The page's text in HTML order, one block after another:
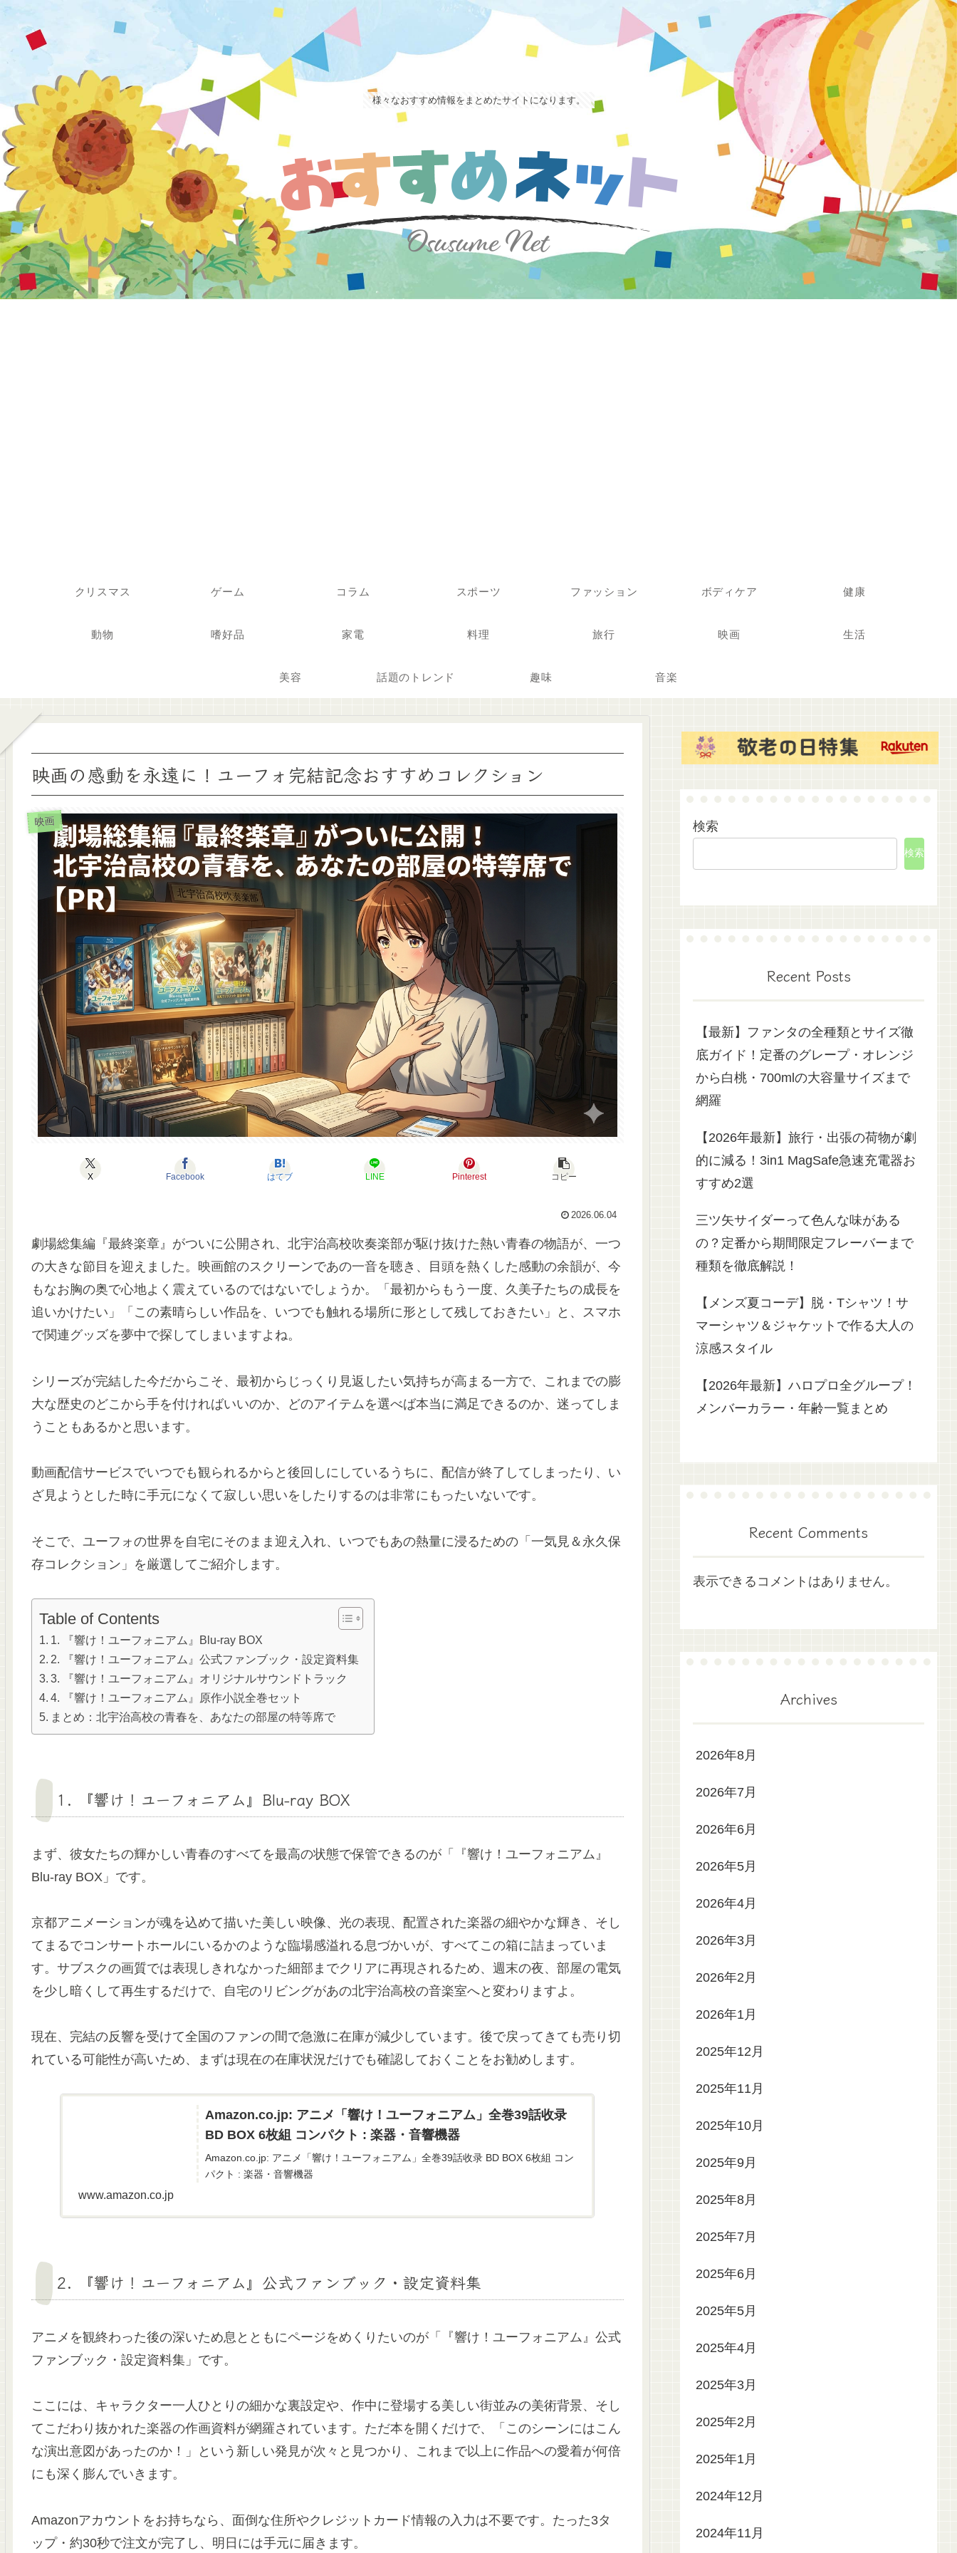
様々なおすすめ情報をまとめたサイトになります。
クリスマス ゲーム コラム スポーツ ファッション ボディケア 健康
動物 嗜好品 家電 料理 旅行 映画 生活
美容 話題のトレンド 趣味 音楽
映画の感動を永遠に！ユーフォ完結記念おすすめコレクション
映画
X Facebook はてブ LINE Pinterest コピー
2026.06.04
劇場総集編『最終楽章』がついに公開され、北宇治高校吹奏楽部が駆け抜けた熱い青春の物語が、一つ
の大きな節目を迎えました。映画館のスクリーンであの一音を聴き、目頭を熱くした感動の余韻が、今
もなお胸の奥で心地よく震えているのではないでしょうか。「最初からもう一度、久美子たちの成長を
追いかけたい」「この素晴らしい作品を、いつでも触れる場所に形として残しておきたい」と、スマホ
で関連グッズを夢中で探してしまいますよね。
シリーズが完結した今だからこそ、最初からじっくり見返したい気持ちが高まる一方で、これまでの膨
大な歴史のどこから手を付ければいいのか、どのアイテムを選べば本当に満足できるのか、迷ってしま
うこともあるかと思います。
動画配信サービスでいつでも観られるからと後回しにしているうちに、配信が終了してしまったり、い
ざ見ようとした時に手元になくて寂しい思いをしたりするのは非常にもったいないです。
そこで、ユーフォの世界を自宅にそのまま迎え入れ、いつでもあの熱量に浸るための「一気見＆永久保
存コレクション」を厳選してご紹介します。
Table of Contents
1. 『響け！ユーフォニアム』Blu-ray BOX
2. 『響け！ユーフォニアム』公式ファンブック・設定資料集
3. 『響け！ユーフォニアム』オリジナルサウンドトラック
4. 『響け！ユーフォニアム』原作小説全巻セット
まとめ：北宇治高校の青春を、あなたの部屋の特等席で
1. 『響け！ユーフォニアム』Blu-ray BOX
まず、彼女たちの輝かしい青春のすべてを最高の状態で保管できるのが「『響け！ユーフォニアム』
Blu-ray BOX」です。
京都アニメーションが魂を込めて描いた美しい映像、光の表現、配置された楽器の細やかな輝き、そし
てまるでコンサートホールにいるかのような臨場感溢れる息づかいが、すべてこの箱に詰まっていま
す。サブスクの画質では表現しきれなかった細部までクリアに再現されるため、週末の夜、部屋の電気
を少し暗くして再生するだけで、自宅のリビングがあの北宇治高校の音楽室へと変わりますよ 。
現在、完結の反響を受けて全国のファンの間で急激に在庫が減少しています。後で戻ってきても売り切
れている可能性が高いため、まずは現在の在庫状況だけでも確認しておくことをお勧めします。
Amazon.co.jp: アニメ「響け！ユーフォニアム」全巻39話收录
BD BOX 6枚組 コンパクト : 楽器・音響機器
Amazon.co.jp: アニメ「響け！ユーフォニアム」全巻39話收录 BD BOX 6枚組 コン
パクト : 楽器・音響機器
www.amazon.co.jp
2. 『響け！ユーフォニアム』公式ファンブック・設定資料集
アニメを観終わった後の深いため息とともにページをめくりたいのが「『響け！ユーフォニアム』公式
ファンブック・設定資料集」です。
ここには、キャラクター一人ひとりの細かな裏設定や、作中に登場する美しい街並みの美術背景、そし
てこだわり抜かれた楽器の作画資料が網羅されています。ただ本を開くだけで、「このシーンにはこん
な演出意図があったのか！」という新しい発見が次々と見つかり、これまで以上に作品への愛着が何倍
にも深く膨んでいきます。
Amazonアカウントをお持ちなら、面倒な住所やクレジットカード情報の入力は不要です。たった3タ
ップ・約30秒で注文が完了し、明日には手元に届きます。
検索
検索
Recent Posts
【最新】ファンタの全種類とサイズ徹
底ガイド！定番のグレープ・オレンジ
から白桃・700mlの大容量サイズまで
網羅
【2026年最新】旅行・出張の荷物が劇
的に減る！3in1 MagSafe急速充電器お
すすめ2選
三ツ矢サイダーって色んな味がある
の？定番から期間限定フレーバーまで
種類を徹底解説！
【メンズ夏コーデ】脱・Tシャツ！サ
マーシャツ＆ジャケットで作る大人の
涼感スタイル
【2026年最新】ハロプロ全グループ！
メンバーカラー・年齢一覧まとめ
Recent Comments
表示できるコメントはありません。
Archives
2026年8月
2026年7月
2026年6月
2026年5月
2026年4月
2026年3月
2026年2月
2026年1月
2025年12月
2025年11月
2025年10月
2025年9月
2025年8月
2025年7月
2025年6月
2025年5月
2025年4月
2025年3月
2025年2月
2025年1月
2024年12月
2024年11月